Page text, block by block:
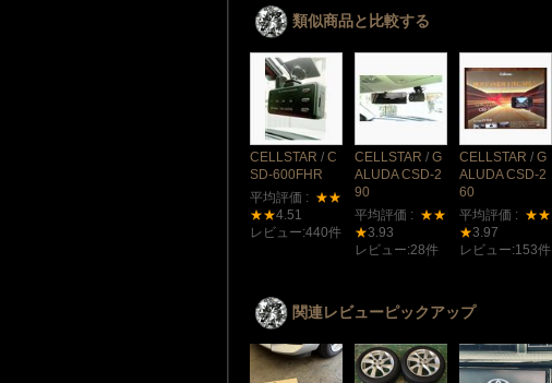
類似商品と比較する
CELLSTAR / C
SD-600FHR
平均評価 : ★★
★★4.51
レビュー:440件
CELLSTAR / G
ALUDA CSD-2
90
平均評価 : ★★
★3.93
レビュー:28件
CELLSTAR / G
ALUDA CSD-2
60
平均評価 : ★★
★3.97
レビュー:153件
関連レビューピックアップ